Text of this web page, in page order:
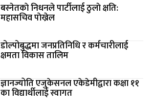
बस्नेतकाे निधनले पार्टीलाई ठुलाे क्षति:
महासचिव पाेख्रेल
डोल्पोबुद्धमा जनप्रतिनिधि र कर्मचारीलाई
क्षमता विकास तालिम
ज्ञानज्योति एजुकेसनल एकेडेमीद्वारा कक्षा ११
का विद्यार्थीलाई स्वागत